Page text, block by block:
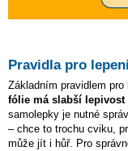
Pravidla pro
Základním pravidlem
fólie má slabší lepivost
samolepky je nutné
– chce to trochu cviku,
může jít i hůř. Pro